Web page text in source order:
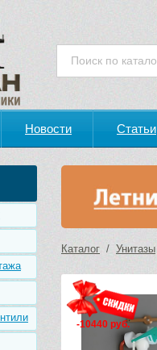
Новости Статьи
Каталог / Унитазы
-10440 руб.